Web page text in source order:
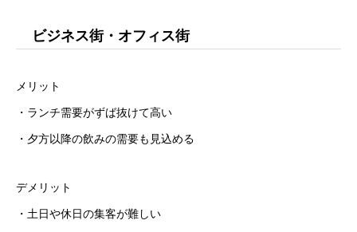
ビジネス街・オフィス街
メリット
・ランチ需要がずば抜けて高い
・夕方以降の飲みの需要も見込める
デメリット
・土日や休日の集客が難しい